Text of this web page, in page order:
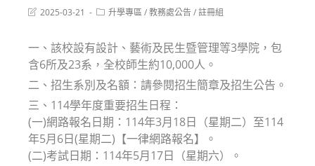
Post2025-03-21
Post升學專區/教務處公告/註冊組
一、該校設有設計、藝術及民生暨管理等3學院，包
含6所及23系，全校師生約10,000人。
二、招生系別及名額：請參閱招生簡章及招生公告。
三、114學年度重要招生日程：
(一)網路報名日期：114年3月18日（星期二）至114
年5月6日(星期二)【一律網路報名】。
(二)考試日期：114年5月17日（星期六）。